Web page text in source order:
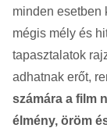
minden esetben
mégis mély és
tapasztalatok
adhatnak erőt,
számára a film
élmény, öröm